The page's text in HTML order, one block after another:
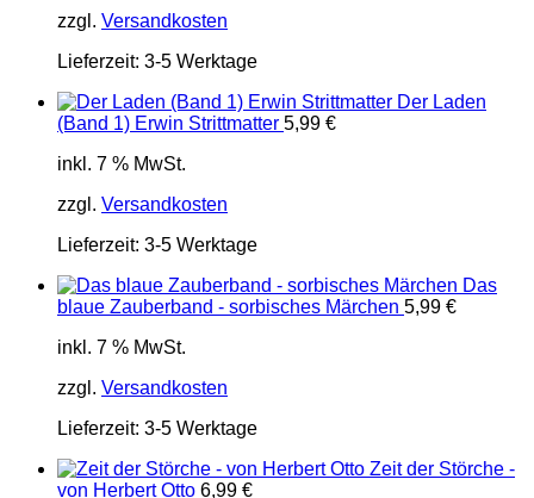
zzgl. Versandkosten
Lieferzeit: 3-5 Werktage
Der Laden
(Band 1) Erwin Strittmatter 5,99 €
inkl. 7 % MwSt.
zzgl. Versandkosten
Lieferzeit: 3-5 Werktage
Das
blaue Zauberband - sorbisches Märchen 5,99 €
inkl. 7 % MwSt.
zzgl. Versandkosten
Lieferzeit: 3-5 Werktage
Zeit der Störche -
von Herbert Otto 6,99 €